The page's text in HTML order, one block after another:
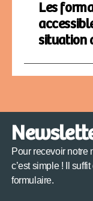
Les
situation
Pour recevoir notre
c’est simple ! Il
formulaire.